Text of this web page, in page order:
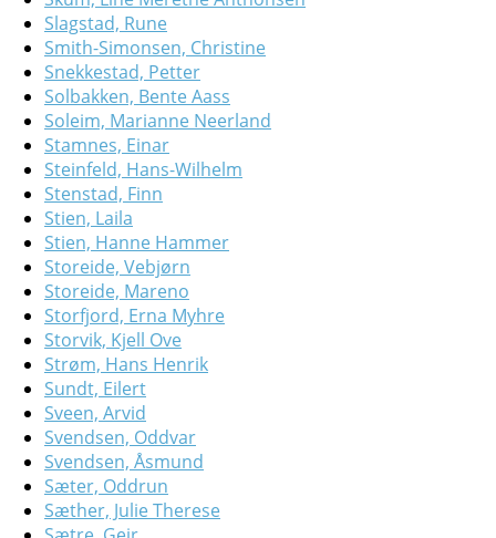
Slagstad, Rune
Smith-Simonsen, Christine
Snekkestad, Petter
Solbakken, Bente Aass
Soleim, Marianne Neerland
Stamnes, Einar
Steinfeld, Hans-Wilhelm
Stenstad, Finn
Stien, Laila
Stien, Hanne Hammer
Storeide, Vebjørn
Storeide, Mareno
Storfjord, Erna Myhre
Storvik, Kjell Ove
Strøm, Hans Henrik
Sundt, Eilert
Sveen, Arvid
Svendsen, Oddvar
Svendsen, Åsmund
Sæter, Oddrun
Sæther, Julie Therese